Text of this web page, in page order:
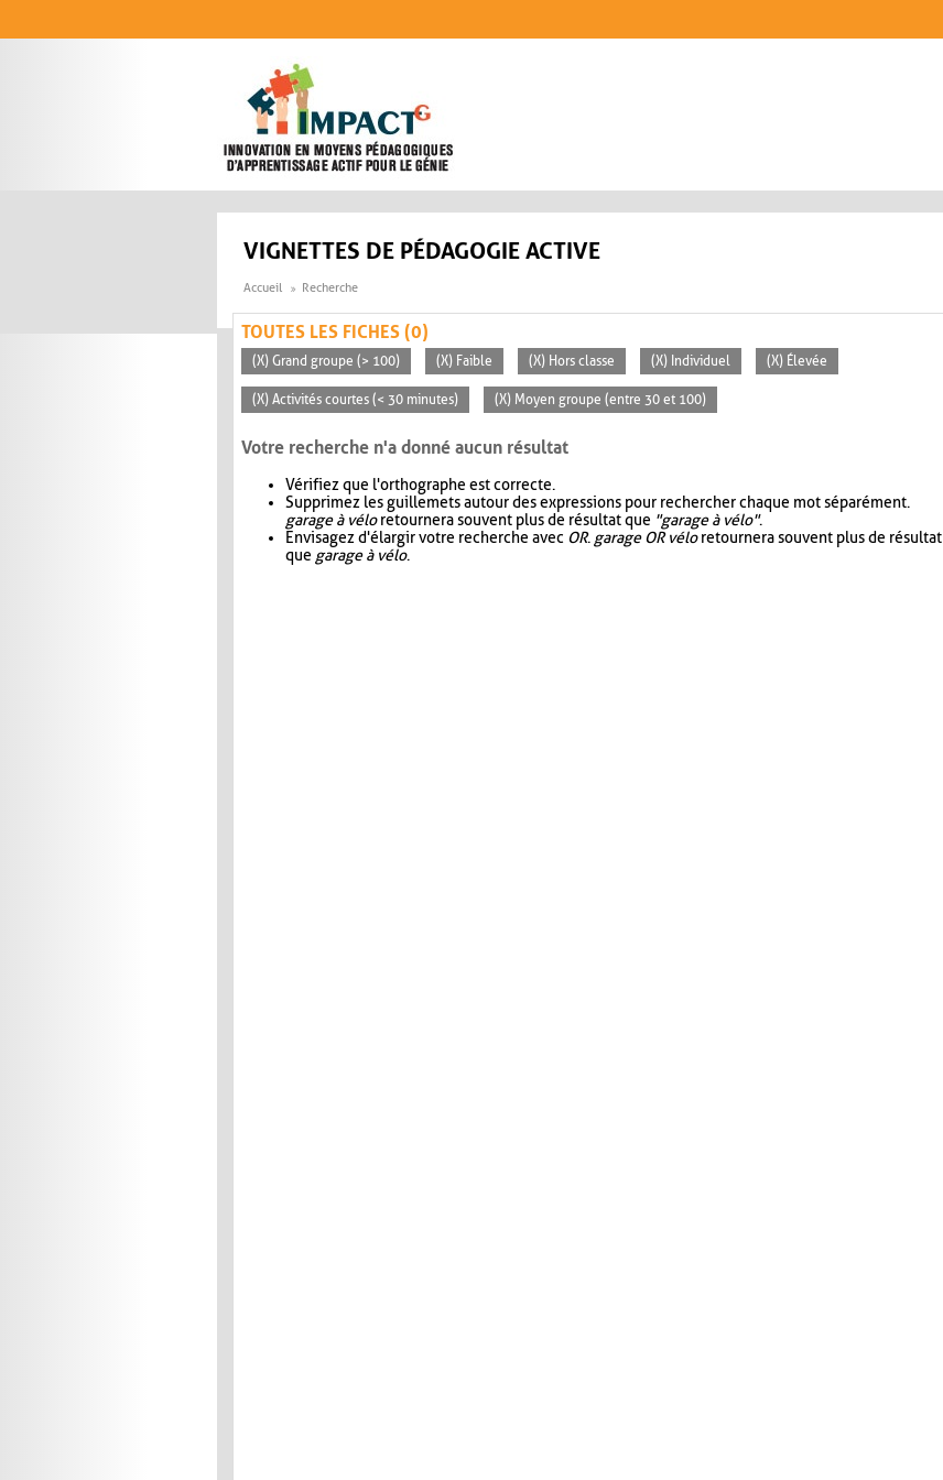
VIGNETTES DE PÉDAGOGIE ACTIVE
Accueil Recherche
TOUTES LES FICHES (0)
(X) Grand groupe (> 100) (X) Faible (X) Hors classe (X) Individuel (X) Élevée
(X) Activités courtes (< 30 minutes) (X) Moyen groupe (entre 30 et 100)
Votre recherche n'a donné aucun résultat
Vérifiez que l'orthographe est correcte.
Supprimez les guillemets autour des expressions pour rechercher chaque mot séparément.
garage à véloretournera souvent plus de résultat que "garage à vélo".
Envisagez d'élargir votre recherche avec OR. garage OR véloretournera souvent plus de résultat
que garage à vélo.